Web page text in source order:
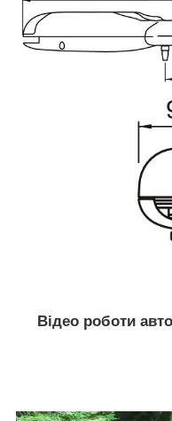
Відео роботи